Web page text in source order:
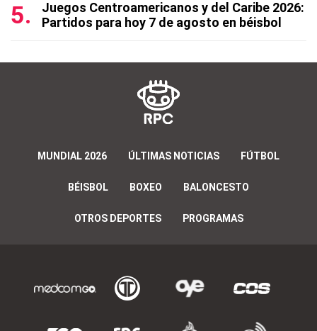
Juegos Centroamericanos y del Caribe 2026:
Partidos para hoy 7 de agosto en béisbol
MUNDIAL 2026 ÚLTIMAS NOTICIAS FÚTBOL
BÉISBOL BOXEO BALONCESTO
OTROS DEPORTES PROGRAMAS